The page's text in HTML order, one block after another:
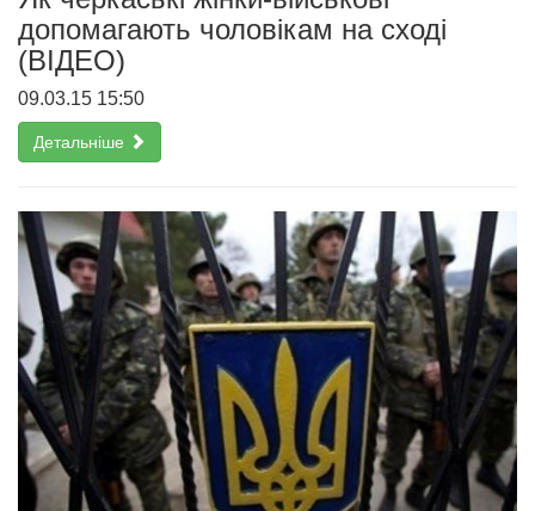
допомагають чоловікам на сході
(ВІДЕО)
09.03.15 15:50
Детальніше